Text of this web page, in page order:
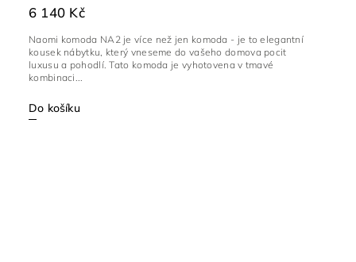
6 140 Kč
Do košíku
Naomi komoda NA2 je více než jen komoda - je to elegantní
kousek nábytku, který vneseme do vašeho domova pocit
luxusu a pohodlí. Tato komoda je vyhotovena v tmavé
kombinaci...